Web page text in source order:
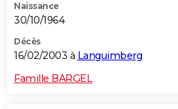
Naissance
30/10/1964
Décès
16/02/2003 à Languimberg
Famille BARGEL